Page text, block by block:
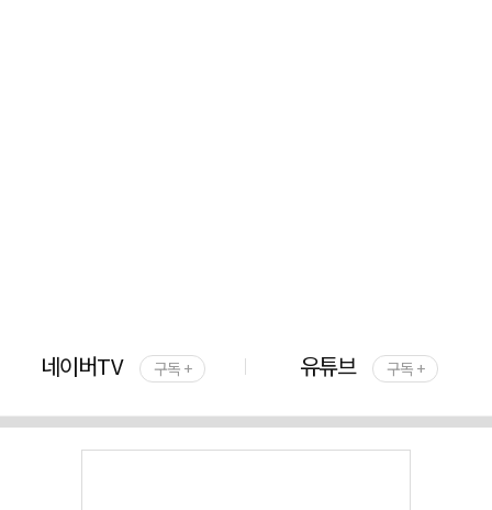
네이버TV 구독 + 유튜브 구독 +